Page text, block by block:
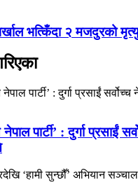
भत्किँदा २ मजदुरको
पार्टी’ : दुर्गा प्रसाईं